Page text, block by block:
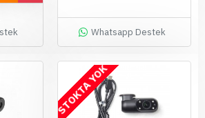
Whatsapp Destek
STOKTA YOK